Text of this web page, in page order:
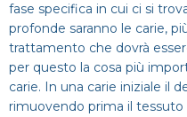
fase specifica in cui ci si
profonde saranno le carie,
trattamento che dovrà
per questo la cosa più
carie. In una carie iniziale il
rimuovendo prima il